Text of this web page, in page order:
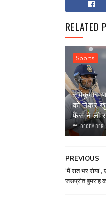
RELATED
Sports
सूर्यकुमार
को लेकर
फैंस ने ली
PREVIOUS
'मैं रात भर
जसप्रीत बुमराह